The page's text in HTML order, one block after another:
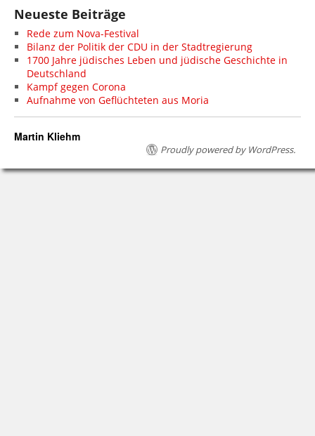
Neueste Beiträge
Rede zum Nova-Festival
Bilanz der Politik der CDU in der Stadtregierung
1700 Jahre jüdisches Leben und jüdische Geschichte in
Deutschland
Kampf gegen Corona
Aufnahme von Geflüchteten aus Moria
Martin Kliehm
Proudly powered by WordPress.